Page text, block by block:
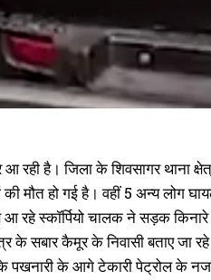
है। जिला के शिवसागर थाना
मौत हो गई है। वहीं 5 अन्य लोग
आ रहे स्कॉर्पियो चालक ने सड़क
के सबार कैमूर के निवासी बताए जा
के पखनारी के आगे टेकारी पेट्रोल के